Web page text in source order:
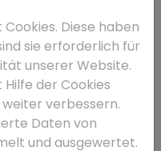
darüber in der
Diese haben
sie erforderlich für
unserer Website.
der Cookies
verbessern.
Daten von
und ausgewertet.